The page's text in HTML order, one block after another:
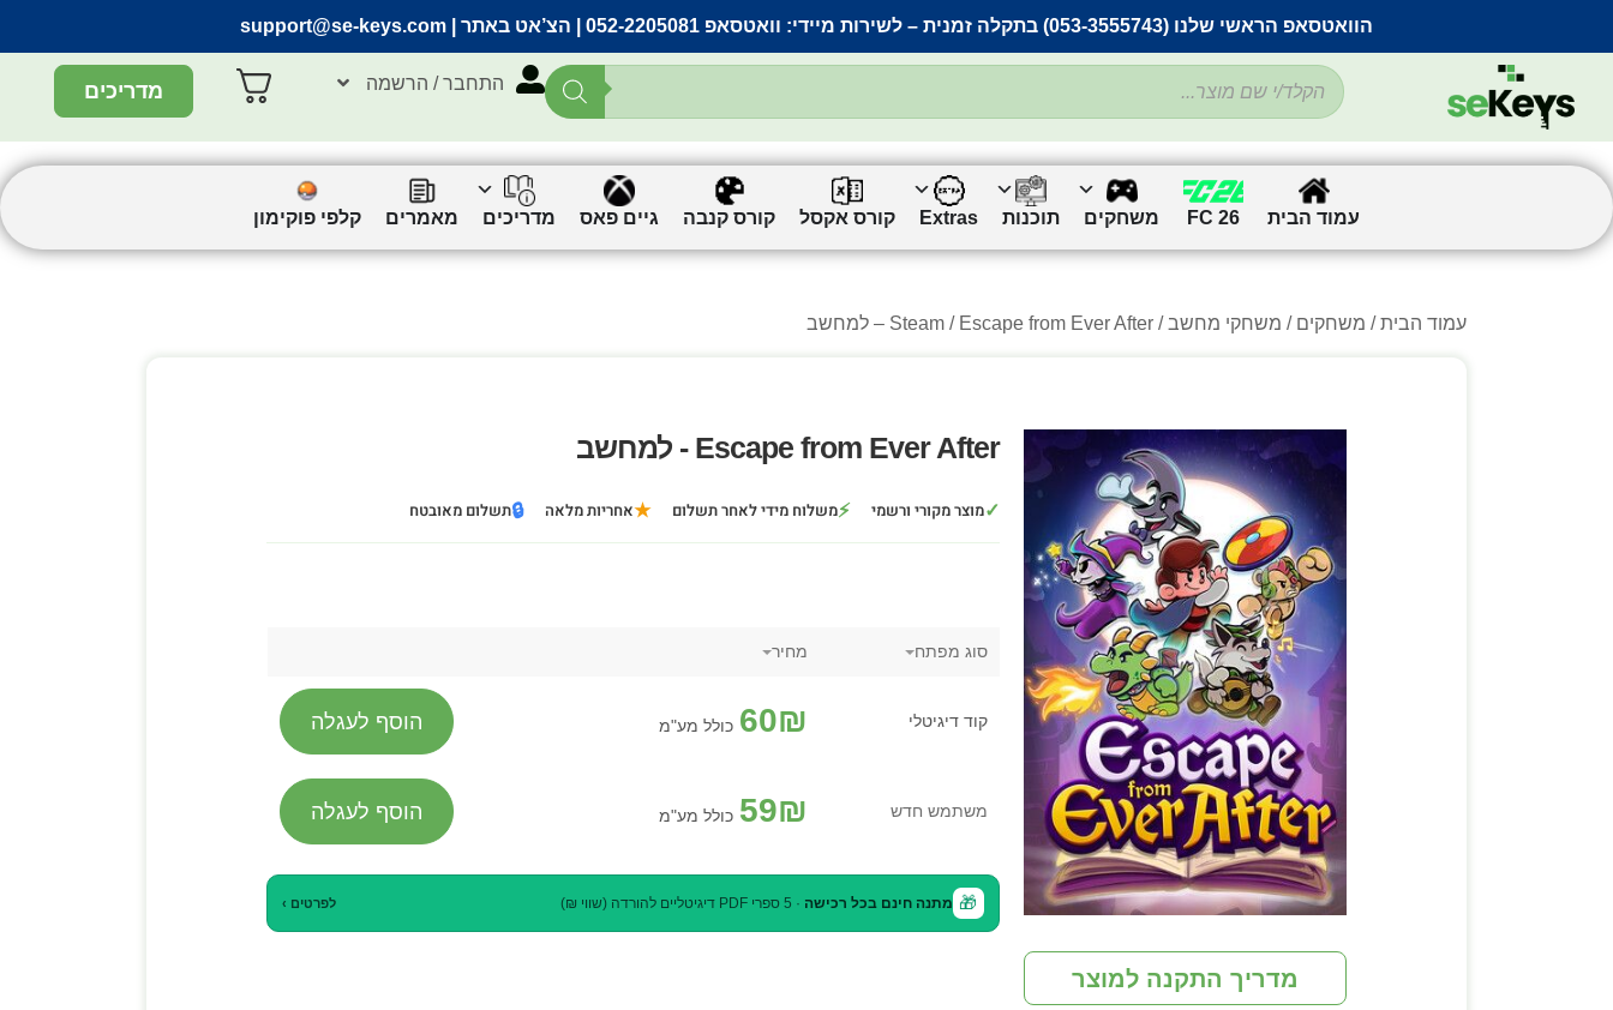
הוואטסאפ הראשי שלנו (053-3555743) בתקלה זמנית – לשירות מיידי: וואטסאפ 052-2205081 | הצ’אט באתר | support@se-keys.com
התחבר / הרשמה מדריכים
עמוד הבית FC 26 משחקים תוכנות Extras קורס אקסל קורס קנבה גיים פאס מדריכים מאמרים קלפי פוקימון
עמוד הבית/ משחקים / משחקי מחשב /
Steam / Escape from Ever After – למחשב
מדריך התקנה למוצר
Escape from Ever After - למחשב
✓מוצר מקורי ורשמי ⚡משלוח מידי לאחר תשלום ★אחריות מלאה 🔒תשלום מאובטח
סוג מפתח מחיר
קוד דיגיטלי 60₪ כולל מע"מ הוסף לעגלה
משתמש חדש 59₪ כולל מע"מ הוסף לעגלה
🎁 מתנה חינם בכל רכישה · 5 ספרי PDF דיגיטליים להורדה (שווי ₪) לפרטים ›